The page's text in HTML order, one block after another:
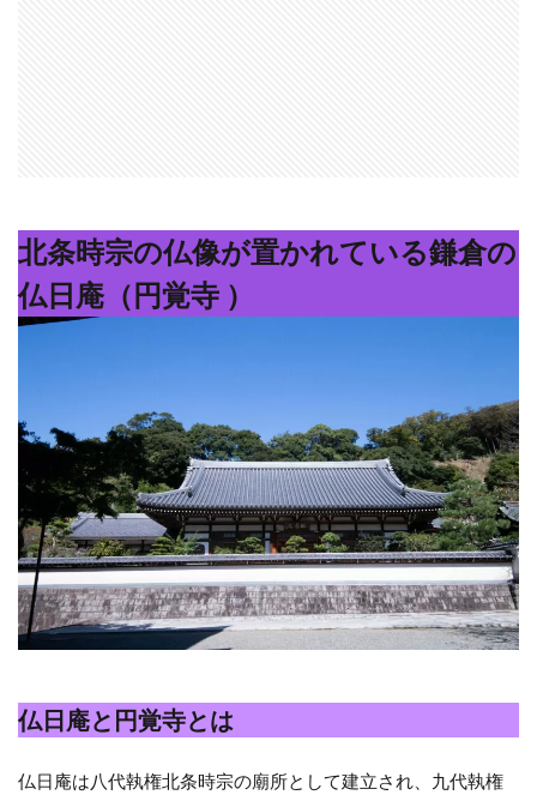
北条時宗の仏像が置かれている鎌倉の
仏日庵（円覚寺 ）
仏日庵と円覚寺とは
仏日庵は八代執権北条時宗の廟所として建立され、九代執権